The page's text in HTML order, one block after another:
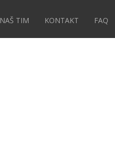
NAŠ TIM KONTAKT FAQ